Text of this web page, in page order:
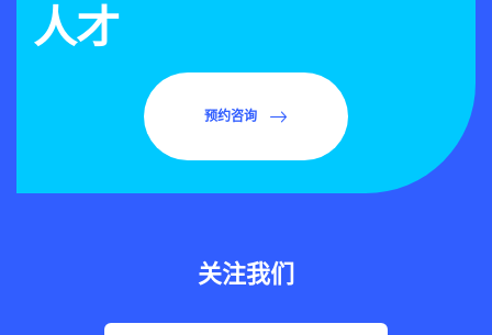
人才
预约咨询
关注我们